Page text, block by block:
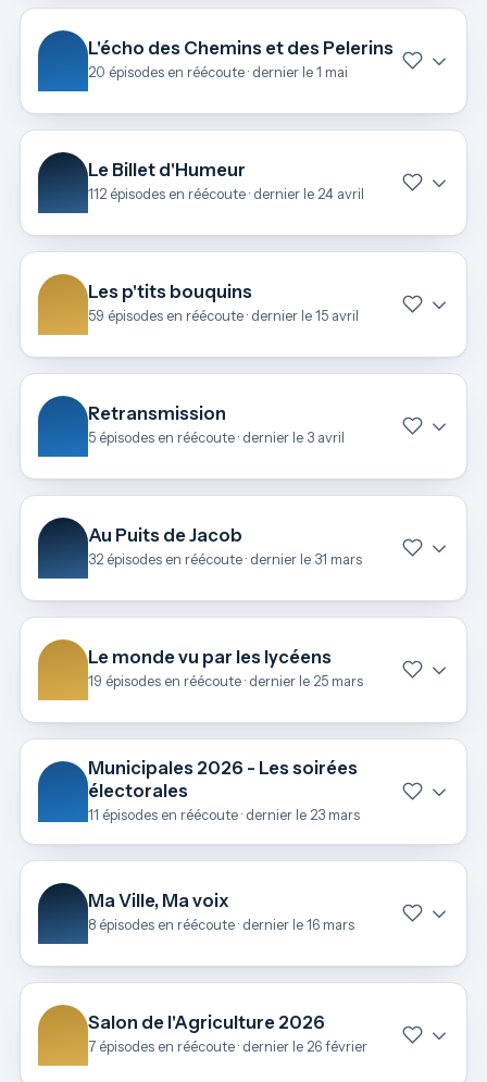
L'écho des Chemins et des Pelerins
20 épisodes en réécoute · dernier le 1 mai
Le Billet d'Humeur
112 épisodes en réécoute · dernier le 24 avril
Les p'tits bouquins
59 épisodes en réécoute · dernier le 15 avril
Retransmission
5 épisodes en réécoute · dernier le 3 avril
Au Puits de Jacob
32 épisodes en réécoute · dernier le 31 mars
Le monde vu par les lycéens
19 épisodes en réécoute · dernier le 25 mars
Municipales 2026 - Les soirées
électorales
11 épisodes en réécoute · dernier le 23 mars
Ma Ville, Ma voix
8 épisodes en réécoute · dernier le 16 mars
Salon de l'Agriculture 2026
7 épisodes en réécoute · dernier le 26 février